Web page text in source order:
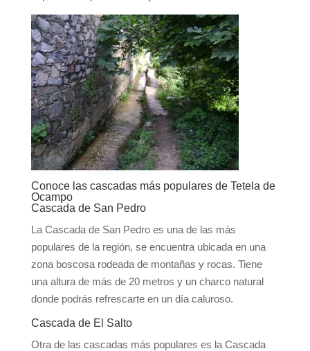
Conoce las cascadas más populares de Tetela de
Ocampo
Cascada de San Pedro
La Cascada de San Pedro es una de las más
populares de la región, se encuentra ubicada en una
zona boscosa rodeada de montañas y rocas. Tiene
una altura de más de 20 metros y un charco natural
donde podrás refrescarte en un día caluroso.
Cascada de El Salto
Otra de las cascadas más populares es la Cascada